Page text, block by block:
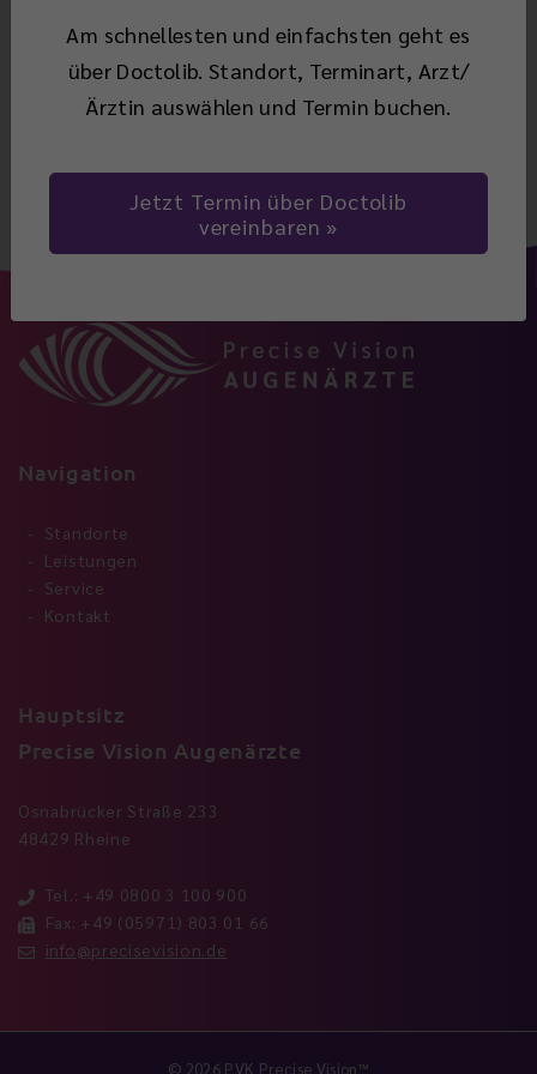
Unregelmäßigkeiten der Hornhaut
Am schnellesten und einfachsten geht es
über Doctolib. Standort, Terminart, Arzt/
Ärztin auswählen und Termin buchen.
Jetzt Termin über Doctolib
vereinbaren
Navigation
Standorte
Leistungen
Service
Kontakt
Hauptsitz
Precise Vision Augenärzte
Osnabrücker Straße 233
48429 Rheine
Tel.: +49 0800 3 100 900
Fax: +49 (05971) 803 01 66
info@precisevision.de
© 2026 PVK Precise Vision™